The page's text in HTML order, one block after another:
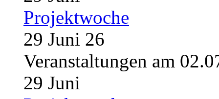
Projektwoche
29 Juni 26
Veranstaltungen am
29 Juni